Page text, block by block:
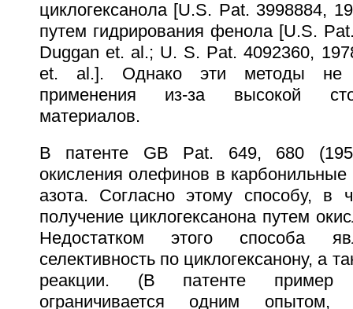
циклогексанола [U.S. Pat. 3998884,
путем гидрирования фенола [U.S.
Duggan et. al.; U. S. Pat. 4092360,
et. al.]. Однако эти методы не
применения из-за высокой
материалов.
В патенте GB Pat. 649, 680
окисления олефинов в карбонильные
азота. Согласно этому способу, в
получение циклогексанона путем
Недостатком этого способа
селективность по циклогексанону, а
реакции. (В патенте пример
ограничивается одним опытом,